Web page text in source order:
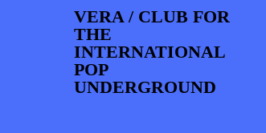
VERA / CLUB FOR
THE
INTERNATIONAL
POP
UNDERGROUND